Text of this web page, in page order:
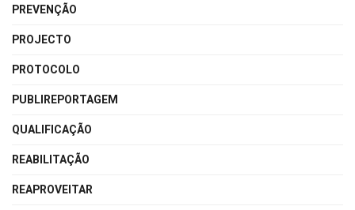
PREVENÇÃO
PROJECTO
PROTOCOLO
PUBLIREPORTAGEM
QUALIFICAÇÃO
REABILITAÇÃO
REAPROVEITAR